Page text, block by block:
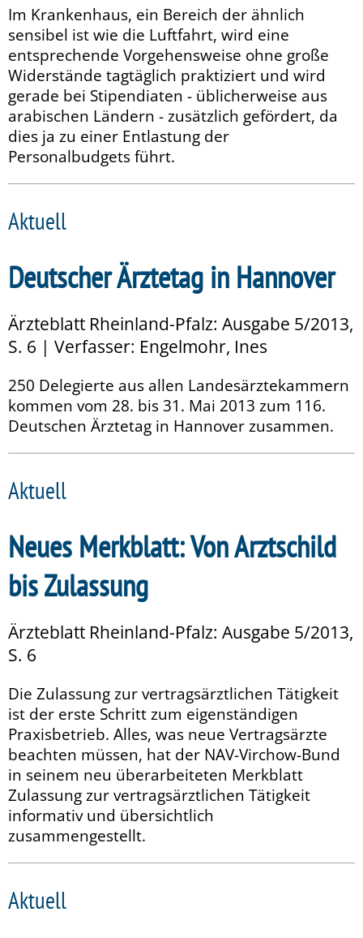
Im Krankenhaus, ein Bereich der ähnlich
sensibel ist wie die Luftfahrt, wird eine
entsprechende Vorgehensweise ohne große
Widerstände tagtäglich praktiziert und wird
gerade bei Stipendiaten - üblicherweise aus
arabischen Ländern - zusätzlich gefördert, da
dies ja zu einer Entlastung der
Personalbudgets führt.
Aktuell
Deutscher Ärztetag in Hannover
Ärzteblatt Rheinland-Pfalz: Ausgabe 5/2013,
S. 6 | Verfasser: Engelmohr, Ines
250 Delegierte aus allen Landesärztekammern
kommen vom 28. bis 31. Mai 2013 zum 116.
Deutschen Ärztetag in Hannover zusammen.
Aktuell
Neues Merkblatt: Von Arztschild
bis Zulassung
Ärzteblatt Rheinland-Pfalz: Ausgabe 5/2013,
S. 6
Die Zulassung zur vertragsärztlichen Tätigkeit
ist der erste Schritt zum eigenständigen
Praxisbetrieb. Alles, was neue Vertragsärzte
beachten müssen, hat der NAV-Virchow-Bund
in seinem neu überarbeiteten Merkblatt
Zulassung zur vertragsärztlichen Tätigkeit
informativ und übersichtlich
zusammengestellt.
Aktuell